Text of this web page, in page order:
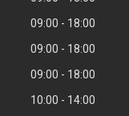
09:00
18:00
09:00
18:00
09:00
18:00
10:00
14:00